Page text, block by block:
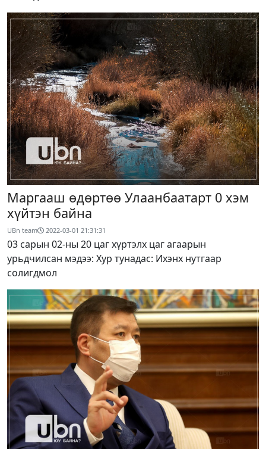
Маргааш өдөртөө Улаанбаатарт 0 хэм
хүйтэн байна
UBn team 2022-03-01 21:31:31
03 сарын 02-ны 20 цаг хүртэлх цаг агаарын
урьдчилсан мэдээ: Хур тунадас: Ихэнх нутгаар
солигдмол